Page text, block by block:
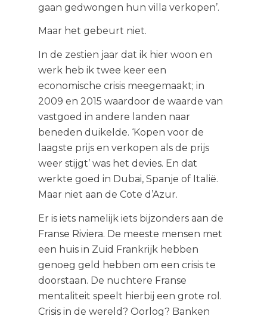
gaan gedwongen hun villa verkopen’.
Maar het gebeurt niet.
In de zestien jaar dat ik hier woon en
werk heb ik twee keer een
economische crisis meegemaakt; in
2009 en 2015 waardoor de waarde van
vastgoed in andere landen naar
beneden duikelde. ‘Kopen voor de
laagste prijs en verkopen als de prijs
weer stijgt’ was het devies. En dat
werkte goed in Dubai, Spanje of Italië.
Maar niet aan de Cote d’Azur.
Er is iets namelijk iets bijzonders aan de
Franse Riviera. De meeste mensen met
een huis in Zuid Frankrijk hebben
genoeg geld hebben om een crisis te
doorstaan. De nuchtere Franse
mentaliteit speelt hierbij een grote rol.
Crisis in de wereld? Oorlog? Banken